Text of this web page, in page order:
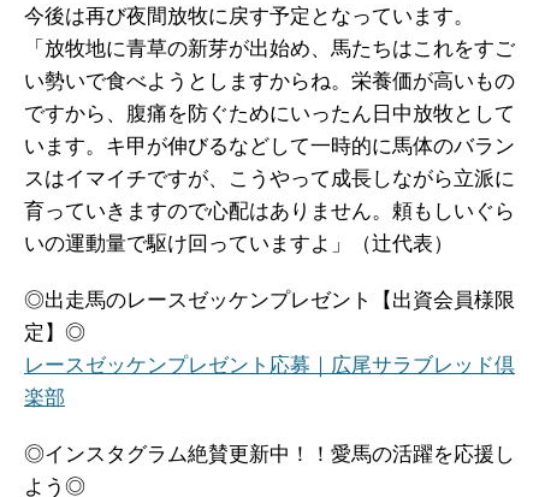
今後は再び夜間放牧に戻す予定となっています。
「放牧地に青草の新芽が出始め、馬たちはこれをすご
い勢いで食べようとしますからね。栄養価が高いもの
ですから、腹痛を防ぐためにいったん日中放牧として
います。キ甲が伸びるなどして一時的に馬体のバラン
スはイマイチですが、こうやって成長しながら立派に
育っていきますので心配はありません。頼もしいぐら
いの運動量で駆け回っていますよ」（辻代表）
◎出走馬のレースゼッケンプレゼント【出資会員様限
定】◎
レースゼッケンプレゼント応募｜広尾サラブレッド倶
楽部
◎インスタグラム絶賛更新中！！愛馬の活躍を応援し
よう◎